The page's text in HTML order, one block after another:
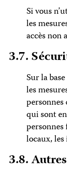
Si vous
les
accès non
3.7.
Sur la
les
qui sont
locaux,
3.8.